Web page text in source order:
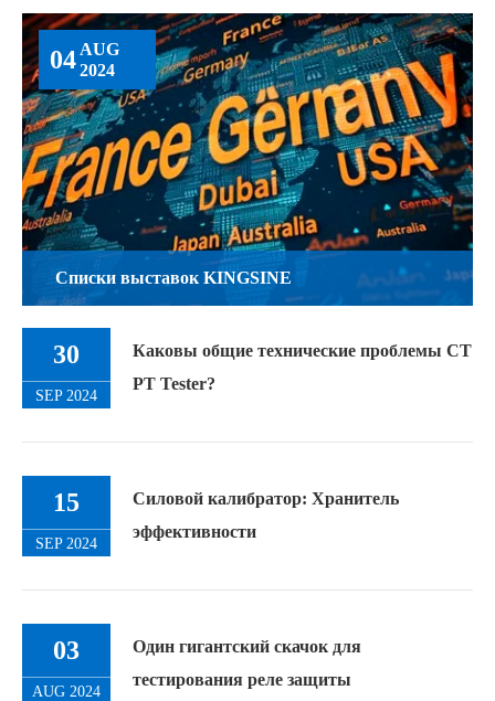
Списки выставок KINGSINE
04 AUG
2024
30
SEP 2024
Каковы общие технические проблемы CT
PT Tester?
15
SEP 2024
Силовой калибратор: Хранитель
эффективности
03
AUG 2024
Один гигантский скачок для
тестирования реле защиты